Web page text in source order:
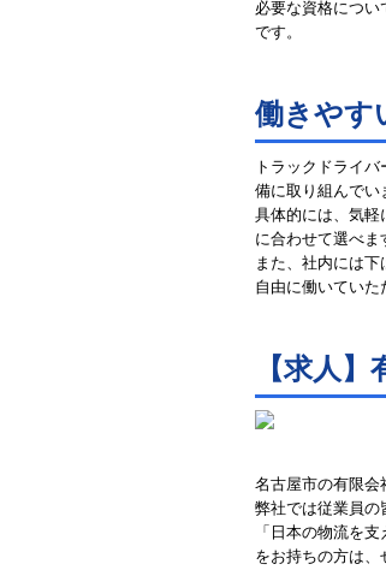
必要な資格につ
です。
働きやす
トラックドライ
備に取り組んでい
具体的には、気軽
に合わせて選べま
また、社内には
自由に働いていた
【求人
名古屋市の有限会
弊社では従業員の
「日本の物流を
をお持ちの方は、